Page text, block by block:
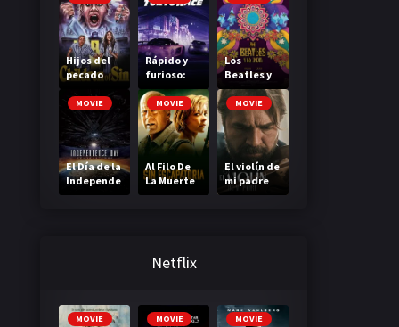
Hijos del
pecado
Rápido y
furioso:
Reto Tokio
Los
Beatles y
la India
MOVIE
El Día de la
Independe
ncia 2:
MOVIE
Al Filo De
La Muerte
(Out of
MOVIE
El violín de
mi padre
Netflix
MOVIE MOVIE MOVIE